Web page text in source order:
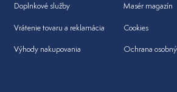
Doplnkové služby
Vrátenie tovaru a reklamácia
Výhody nakupovania
Masér magazín
Cookies
Ochrana